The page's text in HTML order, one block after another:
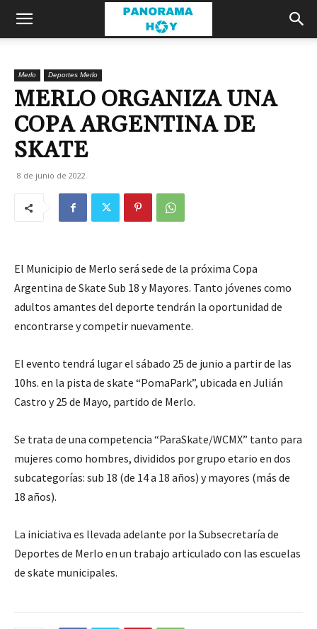
Merlo Deportes Merlo
MERLO ORGANIZA UNA
COPA ARGENTINA DE
SKATE
8 de junio de 2022
El Municipio de Merlo será sede de la próxima Copa
Argentina de Skate Sub 18 y Mayores. Tanto jóvenes como
adultos amantes del deporte tendrán la oportunidad de
encontrarse y competir nuevamente.
El evento tendrá lugar el sábado 25 de junio a partir de las
10hs. en la pista de skate “PomaPark”, ubicada en Julián
Castro y 25 de Mayo, partido de Merlo.
Se trata de una competencia “ParaSkate/WCMX” tanto para
mujeres como hombres, divididos por grupo etario en dos
subcategorías: sub 18 (de 14 a 18 años) y mayores (más de
18 años).
La iniciativa es llevada adelante por la Subsecretaría de
Deportes de Merlo en un trabajo articulado con las escuelas
de skate municipales.